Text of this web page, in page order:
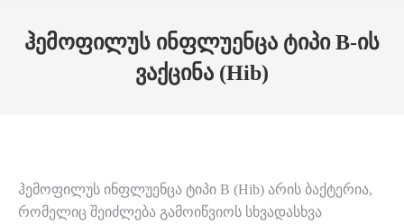
ჰემოფილუს ინფლუენცა ტიპი B-ის
ვაქცინა (Hib)
ჰემოფილუს ინფლუენცა ტიპი B (Hib) არის ბაქტერია,
რომელიც შეიძლება გამოიწვიოს სხვადასხვა